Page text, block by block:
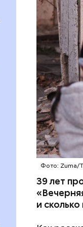
Фото: Zuma/
39 лет
и
БЕЛАРУСЬ
—
его
образом,